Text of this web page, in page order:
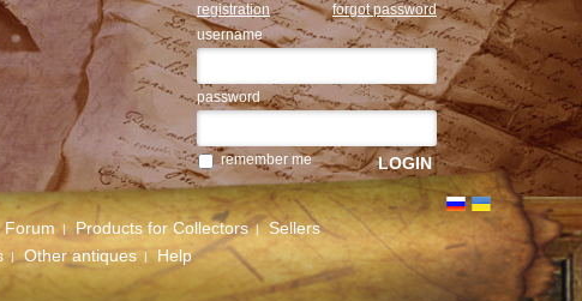
registration
forgot password
username
password
remember me
Forum Products for Collectors
Sellers
Other antiques Help